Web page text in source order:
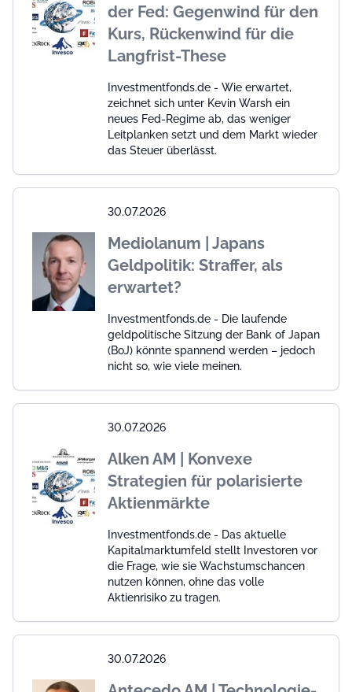
der Fed: Gegenwind für den
Kurs, Rückenwind für die
Langfrist-These
Investmentfonds.de - Wie erwartet,
zeichnet sich unter Kevin Warsh ein
neues Fed-Regime ab, das weniger
Leitplanken setzt und dem Markt wieder
das Steuer überlässt.
30.07.2026
Mediolanum | Japans
Geldpolitik: Straffer, als
erwartet?
Investmentfonds.de - Die laufende
geldpolitische Sitzung der Bank of Japan
(BoJ) könnte spannend werden – jedoch
nicht so, wie viele meinen.
30.07.2026
Alken AM | Konvexe
Strategien für polarisierte
Aktienmärkte
Investmentfonds.de - Das aktuelle
Kapitalmarktumfeld stellt Investoren vor
die Frage, wie sie Wachstumschancen
nutzen können, ohne das volle
Aktienrisiko zu tragen.
30.07.2026